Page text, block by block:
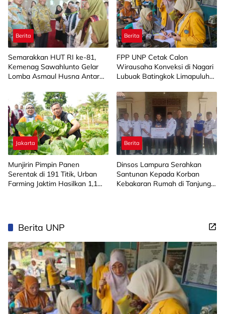
Berita
Semarakkan HUT RI ke-81,
Kemenag Sawahlunto Gelar
Lomba Asmaul Husna Antar
Berita
FPP UNP Cetak Calon
Wirausaha Konveksi di Nagari
Lubuak Batingkok Limapuluh
Jakarta
Munjirin Pimpin Panen
Serentak di 191 Titik, Urban
Farming Jaktim Hasilkan 1,1
Berita
Dinsos Lampura Serahkan
Santunan Kepada Korban
Kebakaran Rumah di Tanjung
Berita UNP